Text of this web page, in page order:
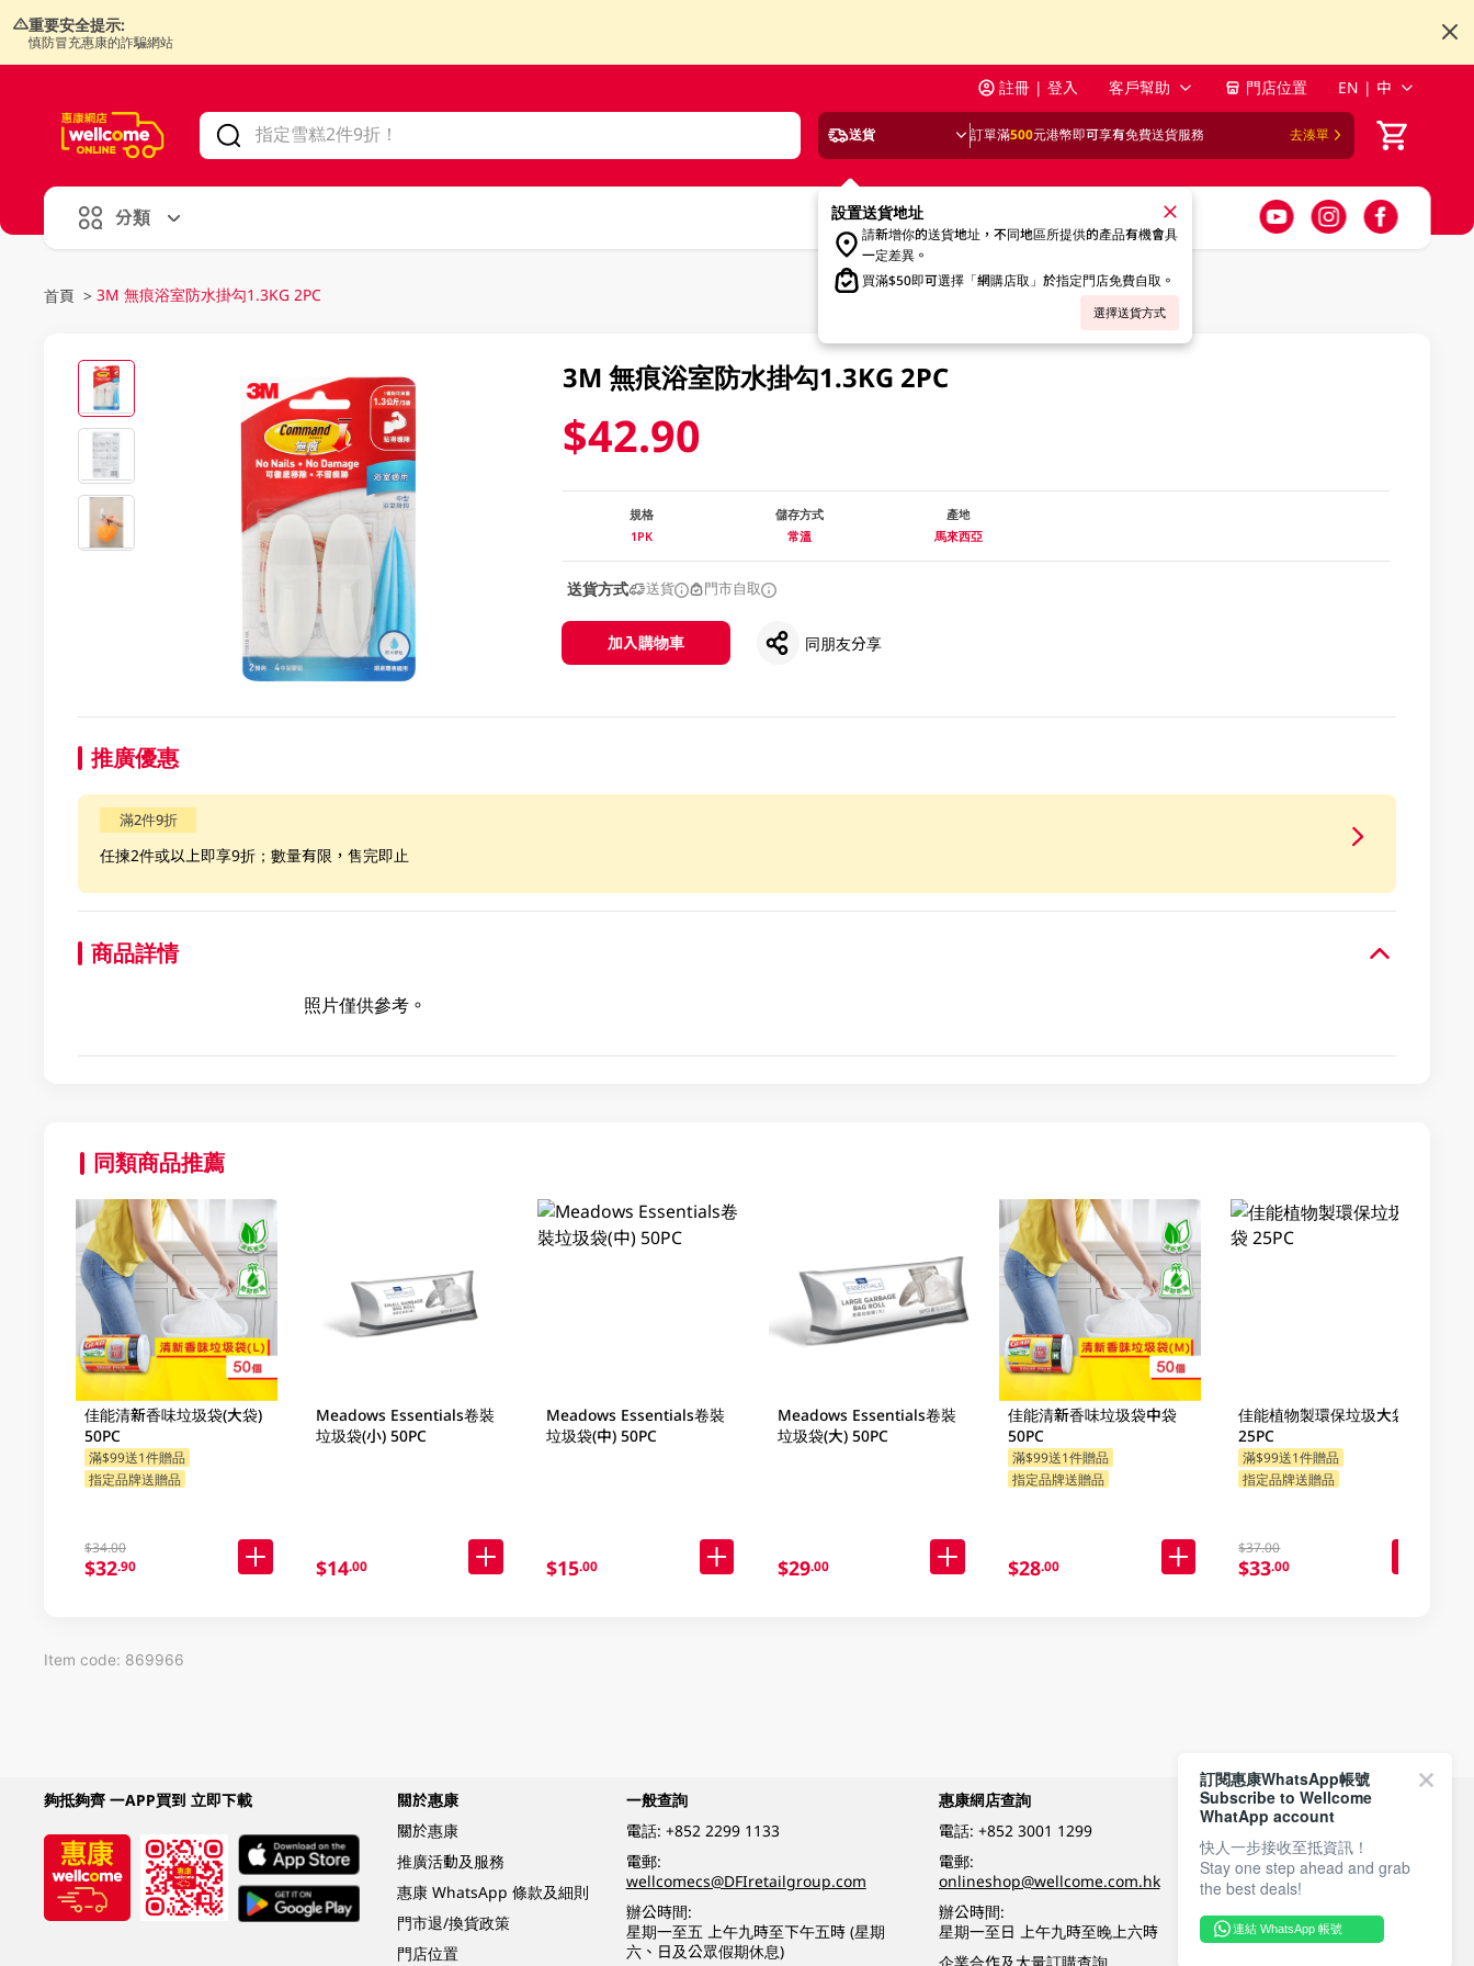
重要安全提示:
慎防冒充惠康的詐騙網站
註冊 | 登入 客戶幫助 門店位置 EN | 中
送貨 訂單滿500元港幣即可享有免費送貨服務 去湊單
設置送貨地址
請新增你的送貨地址，不同地區所提供的產品有機會具
一定差異。
買滿$50即可選擇「網購店取」於指定門店免費自取。
選擇送貨方式
分類
首頁 > 3M 無痕浴室防水掛勾1.3KG 2PC
3M 無痕浴室防水掛勾1.3KG 2PC
$42.90
規格
1PK
儲存方式
常溫
產地
馬來西亞
送貨方式 送貨 門市自取
加入購物車 同朋友分享
推廣優惠
滿2件9折
任揀2件或以上即享9折；數量有限，售完即止
商品詳情
照片僅供參考。
同類商品推薦
佳能清新香味垃圾袋(大袋)
50PC
滿$99送1件贈品
指定品牌送贈品
$34.00
$32.90
Meadows Essentials卷裝
垃圾袋(小) 50PC
$14.00
Meadows Essentials卷裝
垃圾袋(中) 50PC
$15.00
Meadows Essentials卷裝
垃圾袋(大) 50PC
$29.00
佳能清新香味垃圾袋中袋
50PC
滿$99送1件贈品
指定品牌送贈品
$28.00
佳能植物製環保垃圾大袋
25PC
滿$99送1件贈品
指定品牌送贈品
$37.00
$33.00
Item code: 869966
夠抵夠齊 一APP買到 立即下載
關於惠康
關於惠康
推廣活動及服務
惠康 WhatsApp 條款及細則
門市退/換貨政策
門店位置
一般查詢
電話: +852 2299 1133
電郵:
wellcomecs@DFIretailgroup.com
辦公時間:
星期一至五 上午九時至下午五時 (星期
六、日及公眾假期休息)
惠康網店查詢
電話: +852 3001 1299
電郵:
onlineshop@wellcome.com.hk
辦公時間:
星期一至日 上午九時至晚上六時
付款方式
關注我們
訂閱惠康WhatsApp帳號
Subscribe to Wellcome
WhatApp account
快人一步接收至抵資訊！
Stay one step ahead and grab
the best deals!
連結 WhatsApp 帳號